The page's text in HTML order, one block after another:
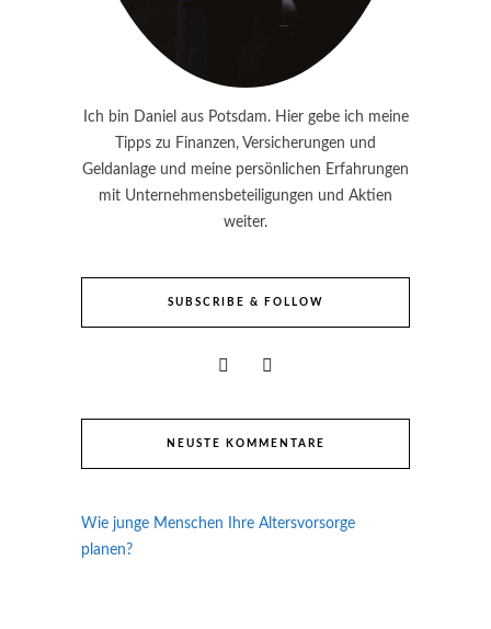
Ich bin Daniel aus Potsdam. Hier gebe ich meine
Tipps zu Finanzen, Versicherungen und
Geldanlage und meine persönlichen Erfahrungen
mit Unternehmensbeteiligungen und Aktien
weiter.
SUBSCRIBE & FOLLOW
NEUSTE KOMMENTARE
Wie junge Menschen Ihre Altersvorsorge
planen?